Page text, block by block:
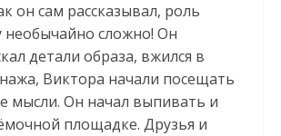
он сам рассказывал, роль
необычайно сложно! Он
детали образа, вжился в
Виктора начали посещать
мысли. Он начал выпивать и
площадке. Друзья и